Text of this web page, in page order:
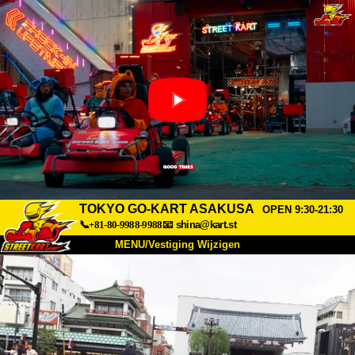
TOKYO GO-KART ASAKUSA
OPEN 9:30-21:30
📞+81-80-9988-9988📧 shina@kart.st
MENU/Vestiging Wijzigen
Over Ons Specificaties Prijs
Bereikbaarheid Reviews Veelgestelde Vragen